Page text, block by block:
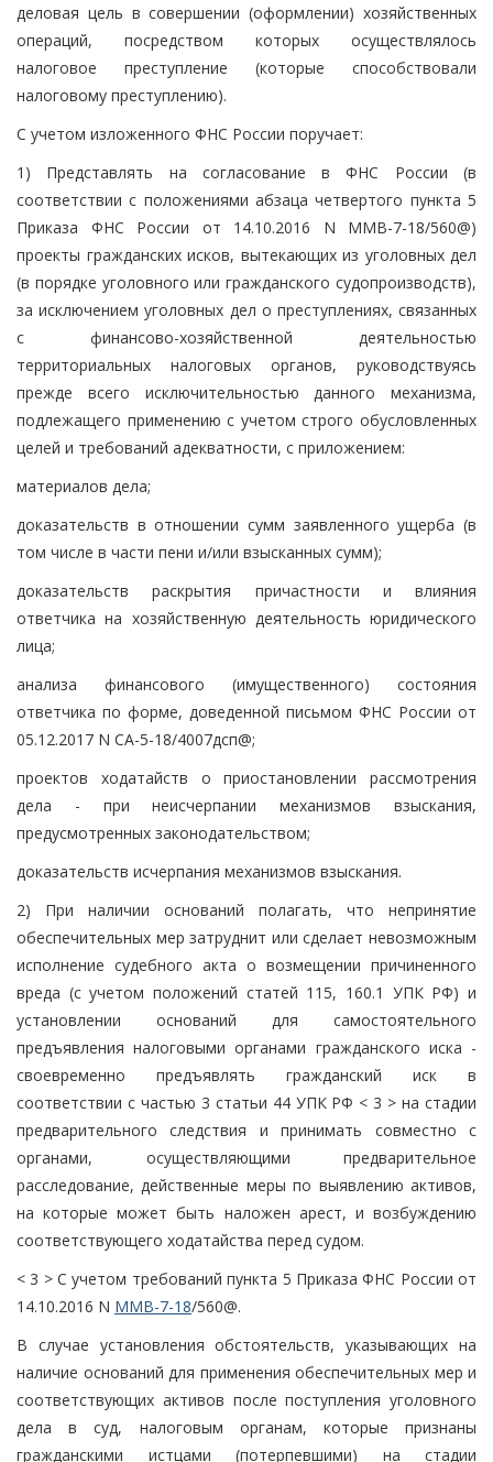
деловая цель в совершении (оформлении) хозяйственных
операций, посредством которых осуществлялось
налоговое преступление (которые способствовали
налоговому преступлению).
С учетом изложенного ФНС России поручает:
1) Представлять на согласование в ФНС России (в
соответствии с положениями абзаца четвертого пункта 5
Приказа ФНС России от 14.10.2016 N ММВ-7-18/560@)
проекты гражданских исков, вытекающих из уголовных дел
(в порядке уголовного или гражданского судопроизводств),
за исключением уголовных дел о преступлениях, связанных
с финансово-хозяйственной деятельностью
территориальных налоговых органов, руководствуясь
прежде всего исключительностью данного механизма,
подлежащего применению с учетом строго обусловленных
целей и требований адекватности, с приложением:
материалов дела;
доказательств в отношении сумм заявленного ущерба (в
том числе в части пени и/или взысканных сумм);
доказательств раскрытия причастности и влияния
ответчика на хозяйственную деятельность юридического
лица;
анализа финансового (имущественного) состояния
ответчика по форме, доведенной письмом ФНС России от
05.12.2017 N СА-5-18/4007дсп@;
проектов ходатайств о приостановлении рассмотрения
дела - при неисчерпании механизмов взыскания,
предусмотренных законодательством;
доказательств исчерпания механизмов взыскания.
2) При наличии оснований полагать, что непринятие
обеспечительных мер затруднит или сделает невозможным
исполнение судебного акта о возмещении причиненного
вреда (с учетом положений статей 115, 160.1 УПК РФ) и
установлении оснований для самостоятельного
предъявления налоговыми органами гражданского иска -
своевременно предъявлять гражданский иск в
соответствии с частью 3 статьи 44 УПК РФ < 3 > на стадии
предварительного следствия и принимать совместно с
органами, осуществляющими предварительное
расследование, действенные меры по выявлению активов,
на которые может быть наложен арест, и возбуждению
соответствующего ходатайства перед судом.
< 3 > С учетом требований пункта 5 Приказа ФНС России от
14.10.2016 N ММВ-7-18/560@.
В случае установления обстоятельств, указывающих на
наличие оснований для применения обеспечительных мер и
соответствующих активов после поступления уголовного
дела в суд, налоговым органам, которые признаны
гражданскими истцами (потерпевшими) на стадии